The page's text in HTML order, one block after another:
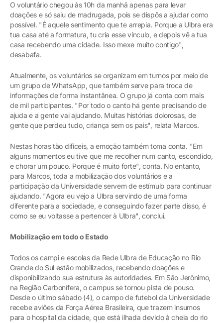
O voluntário chegou às 10h da manhã apenas para levar
doações e só saiu de madrugada, pois se dispôs a ajudar como
possível. "É aquele sentimento que te arrepia. Porque a Ulbra era
tua casa até a formatura, tu cria esse vínculo, e depois vê a tua
casa recebendo uma cidade. Isso mexe muito contigo",
desabafa.
Atualmente, os voluntários se organizam em turnos por meio de
um grupo de WhatsApp, que também serve para troca de
informações de forma instantânea. O grupo já conta com mais
de mil participantes. "Por todo o canto há gente precisando de
ajuda e a gente vai ajudando. Muitas histórias dolorosas, de
gente que perdeu tudo, criança sem os pais", relata Marcos.
Nestas horas tão difíceis, a emoção também toma conta. "Em
alguns momentos eu tive que me recolher num canto, escondido,
e chorar um pouco. Porque é muito forte", conta. No entanto,
para Marcos, toda a mobilização dos voluntários e a
participação da Universidade servem de estímulo para continuar
ajudando. "Agora eu vejo a Ulbra servindo de uma forma
diferente para a sociedade, e conseguindo fazer parte disso, é
como se eu voltasse a pertencer à Ulbra", conclui.
Mobilização em todo o Estado
Todos os campi e escolas da Rede Ulbra de Educação no Rio
Grande do Sul estão mobilizados, recebendo doações e
disponibilizando sua estrutura às autoridades. Em São Jerônimo,
na Região Carbonífera, o campus se tornou pista de pouso.
Desde o último sábado (4), o campo de futebol da Universidade
recebe aviões da Força Aérea Brasileira, que trazem insumos
para o hospital da cidade, que está ilhada devido à cheia do rio